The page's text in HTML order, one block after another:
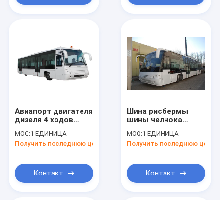
Авиапорт двигателя
дизеля 4 ходов
CE/ISO9001 пандуса:
2008
MOQ:1 ЕДИНИЦА
Получить последнюю цену
Контакт
Шина рисбермы
шины челнока
пассажира места
110 тела 24
MOQ:1 ЕДИНИЦА
Получить последнюю цену
Контакт